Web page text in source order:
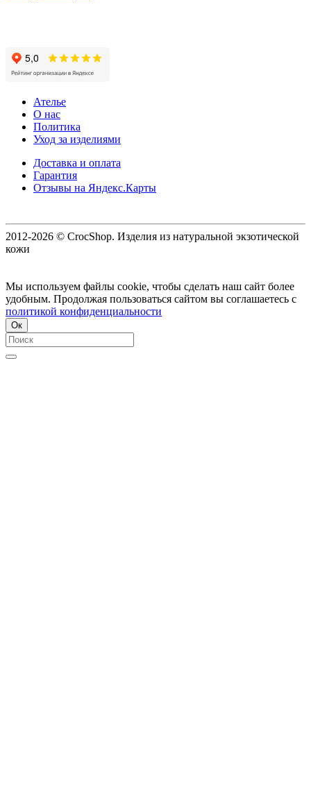
Ателье
О нас
Политика
Уход за изделиями
Доставка и оплата
Гарантия
Отзывы на Яндекс.Карты
2012-2026 © CrocShop. Изделия из натуральной экзотической
кожи
Мы используем файлы cookie, чтобы сделать наш сайт более
удобным. Продолжая пользоваться сайтом вы соглашаетесь с
политикой конфиденциальности
Ок